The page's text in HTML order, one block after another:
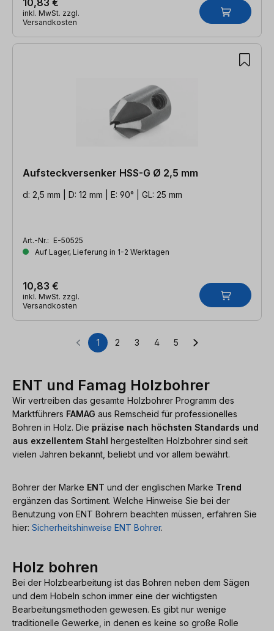
inkl. MwSt. zzgl.
Versandkosten
Aufsteckversenker HSS-G Ø 2,5 mm
d: 2,5 mm | D: 12 mm | E: 90° | GL: 25 mm
Art.-Nr.: E-50525
Auf Lager, Lieferung in 1-2 Werktagen
10,83 €
inkl. MwSt. zzgl.
Versandkosten
Seite
1 Seite
2 Seite
3 Seite
4 Seite
5
ENT und Famag Holzbohrer
Wir vertreiben das gesamte Holzbohrer Programm des
Marktführers FAMAG aus Remscheid für professionelles
Bohren in Holz. Die präzise nach höchsten Standards und
aus exzellentem Stahl hergestellten Holzbohrer sind seit
vielen Jahren bekannt, beliebt und vor allem bewährt.
Bohrer der Marke ENT und der englischen Marke Trend
ergänzen das Sortiment. Welche Hinweise Sie bei der
Benutzung von ENT Bohrern beachten müssen, erfahren Sie
hier: Sicherheitshinweise ENT Bohrer.
Holz bohren
Bei der Holzbearbeitung ist das Bohren neben dem Sägen
und dem Hobeln schon immer eine der wichtigsten
Bearbeitungsmethoden gewesen. Es gibt nur wenige
traditionelle Gewerke, in denen es keine so große Rolle